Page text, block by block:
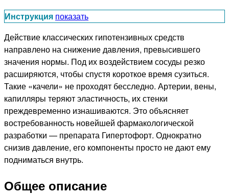
Инструкция показать
Действие классических гипотензивных средств
направлено на снижение давления, превысившего
значения нормы. Под их воздействием сосуды резко
расширяются, чтобы спустя короткое время сузиться.
Такие «качели» не проходят бесследно. Артерии, вены,
капилляры теряют эластичность, их стенки
преждевременно изнашиваются. Это объясняет
востребованность новейшей фармакологической
разработки — препарата Гипертофорт. Однократно
снизив давление, его компоненты просто не дают ему
подниматься внутрь.
Общее описание